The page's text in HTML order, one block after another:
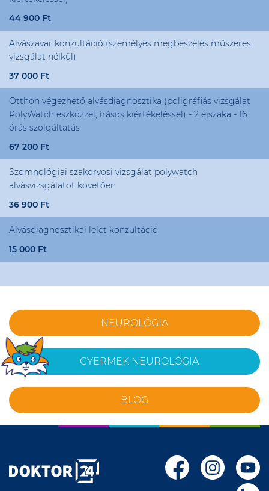
44 900 Ft
Alvászavar konzultáció (személyes megbeszélés műszeres
vizsgálat nélkül)
37 000 Ft
Otthon végezhető alvásdiagnosztika (poligráfiás vizsgálat
PolyWatch eszközzel, írásos kiértékeléssel) - 2 éjszaka - 16
órás szolgáltatás
67 200 Ft
Szomnológiai szakorvosi vizsgálat polywatch
alvásvizsgálatot követően
36 900 Ft
Alvásdiagnosztikai lelet konzultáció
15 000 Ft
NEUROLÓGIA
GYERMEK NEUROLÓGIA
BLOG